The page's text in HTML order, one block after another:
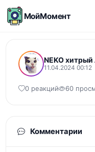
МойМомент
NEKO хитрый
11.04.2024 00:12
0 реакций 60
Комментарии